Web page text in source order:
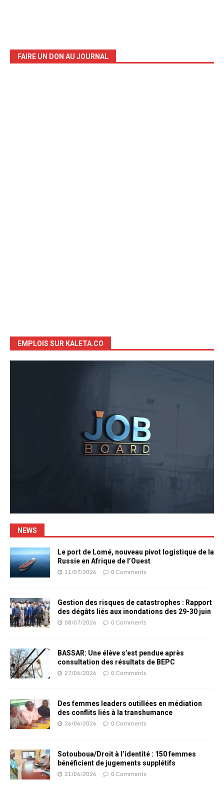
FAIRE UN DON AU JOURNAL
EMPLOIS SUR KALETA.CO
NEWS
Le port de Lomé, nouveau pivot logistique de la
Russie en Afrique de l’Ouest
11/07/2026 0 Comments
Gestion des risques de catastrophes : Rapport
des dégâts liés aux inondations des 29-30 juin
08/07/2026 0 Comments
BASSAR: Une élève s’est pendue après
consultation des résultats de BEPC
27/06/2026 0 Comments
Des femmes leaders outillées en médiation
des conflits liés à la transhumance
26/06/2026 0 Comments
Sotouboua/Droit à l’identité : 150 femmes
bénéficient de jugements supplétifs
21/06/2026 0 Comments